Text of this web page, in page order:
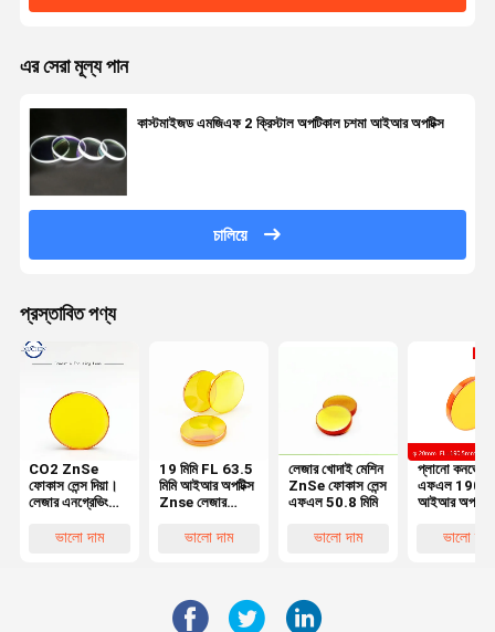
এর সেরা মূল্য পান
কাস্টমাইজড এমজিএফ 2 ক্রিস্টাল অপটিকাল চশমা আইআর অপটিক্স
চালিয়ে
প্রস্তাবিত পণ্য
CO2 ZnSe
ফোকাস লেন্স দিয়া।
লেজার এনগ্রেভিং
20 মিমি FL76.2
ভালো দাম
19 মিমি FL 63.5
মিমি আইআর অপটিক্স
Znse লেজার
ভালো দাম
লেজার খোদাই মেশিন
ZnSe ফোকাস লেন্স
এফএল 50.8 মিমি
ভালো দাম
প্লানো কনভেক্স
এফএল 190.5
আইআর অপটিক্স
20 মিমি ব্যাস
ভালো দাম